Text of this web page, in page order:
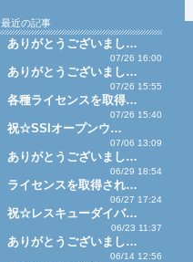
最近の記事
ありがとうございまし…
07/26 16:00
ありがとうございまし…
07/26 15:55
各種ライセンスを取得…
07/26 15:40
祝☆SSIオープンウ…
07/06 13:09
ありがとうございまし…
06/29 18:54
ライセンスを取得され…
06/27 17:24
祝☆レスキューダイバ…
06/23 11:37
ありがとうございまし…
06/14 12:56